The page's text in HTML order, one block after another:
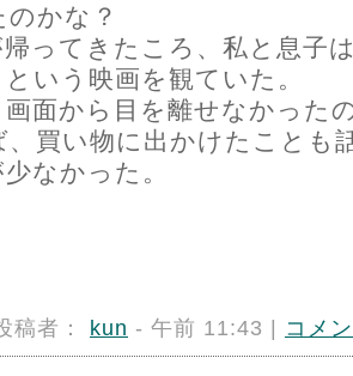
かな？
ってきたころ、私と息子
いう映画を観ていた。
面から目を離せなかった
、買い物に出かけたことも
なかった。
稿者： kun - 午前 11:43 | コメ